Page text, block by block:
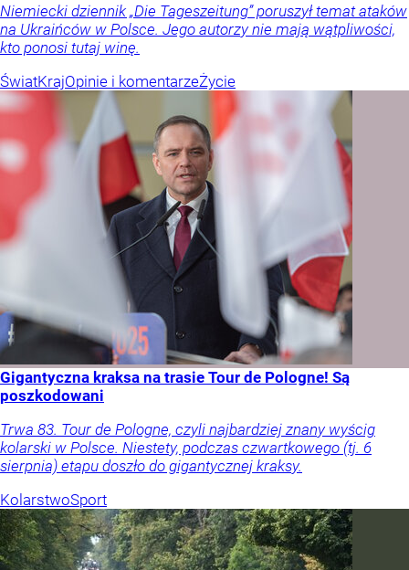
Niemiecki dziennik „Die Tageszeitung” poruszył temat ataków
na Ukraińców w Polsce. Jego autorzy nie mają wątpliwości,
kto ponosi tutaj winę.
ŚwiatKrajOpinie i komentarzeŻycie
Gigantyczna kraksa na trasie Tour de Pologne! Są
poszkodowani
Trwa 83. Tour de Pologne, czyli najbardziej znany wyścig
kolarski w Polsce. Niestety, podczas czwartkowego (tj. 6
sierpnia) etapu doszło do gigantycznej kraksy.
KolarstwoSport